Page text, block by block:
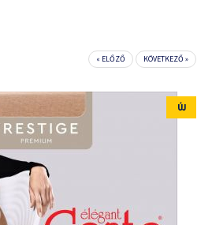
« ELŐZŐ KÖVETKEZŐ »
ÚJ